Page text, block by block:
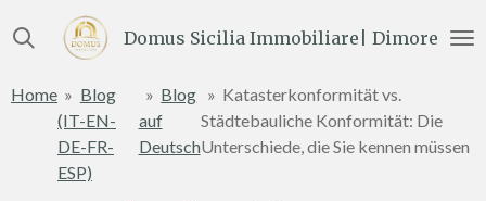
al
principale
Domus Sicilia Immobiliare| Dimore e
Home » Blog
(IT-EN-
DE-FR-
ESP)
» Blog
auf
Deutsch
» Katasterkonformität vs.
Städtebauliche Konformität: Die
Unterschiede, die Sie kennen müssen